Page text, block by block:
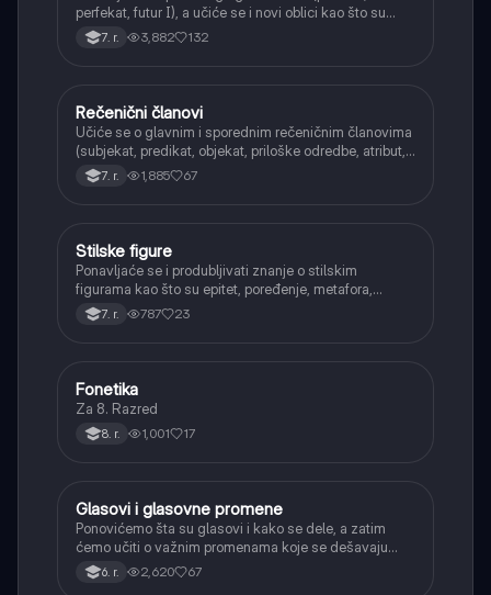
perfekat, futur I), a učiće se i novi oblici kao što su
aorist, imperfekat, pluskvamperfekat, futur II, kao i
glagolski prilozi i pridevi.
7. r. 3,882 132
Srpski jezik
Rečenični članovi
Učiće se o glavnim i sporednim rečeničnim članovima
(subjekat, predikat, objekat, priloške odredbe, atribut,
apozicija) i njihovoj funkciji.
7. r. 1,885 67
Srpski jezik
Stilske figure
Ponavljaće se i produbljivati znanje o stilskim
figurama kao što su epitet, poređenje, metafora,
personifikacija, hiperbola, onomatopeja, aliteracija i
asonanca, razumevajući njihovu ulogu u tekstu.
7. r. 787 23
Srpski jezik
Fonetika
Za 8. Razred
8. r. 1,001 17
Srpski jezik
Glasovi i glasovne promene
Ponovićemo šta su glasovi i kako se dele, a zatim
ćemo učiti o važnim promenama koje se dešavaju
kada se glasovi nađu jedan pored drugog u rečima
(npr. jednačenje suglasnika po zvučnosti i mestu
6. r. 2,620 67